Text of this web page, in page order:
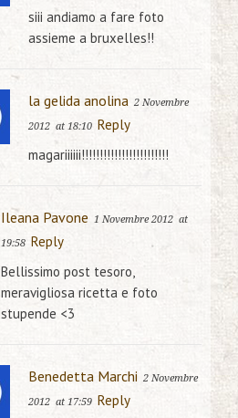
siii andiamo a fare foto
assieme a bruxelles!!
la gelida anolina 2 Novembre
2012 at 18:10 Reply
magariiiiii!!!!!!!!!!!!!!!!!!!!!!!!
Ileana Pavone 1 Novembre 2012 at
19:58 Reply
Bellissimo post tesoro,
meravigliosa ricetta e foto
stupende <3
Benedetta Marchi 2 Novembre
2012 at 17:59 Reply